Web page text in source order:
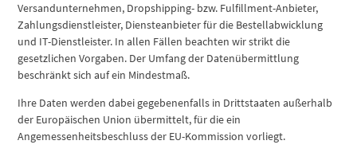
Versandunternehmen, Dropshipping- bzw. Fulfillment-Anbieter,
Zahlungsdienstleister, Diensteanbieter für die Bestellabwicklung
und IT-Dienstleister. In allen Fällen beachten wir strikt die
gesetzlichen Vorgaben. Der Umfang der Datenübermittlung
beschränkt sich auf ein Mindestmaß.
Ihre Daten werden dabei gegebenenfalls in Drittstaaten außerhalb
der Europäischen Union übermittelt, für die ein
Angemessenheitsbeschluss der EU-Kommission vorliegt.